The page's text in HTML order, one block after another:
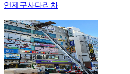
연제구사다리차